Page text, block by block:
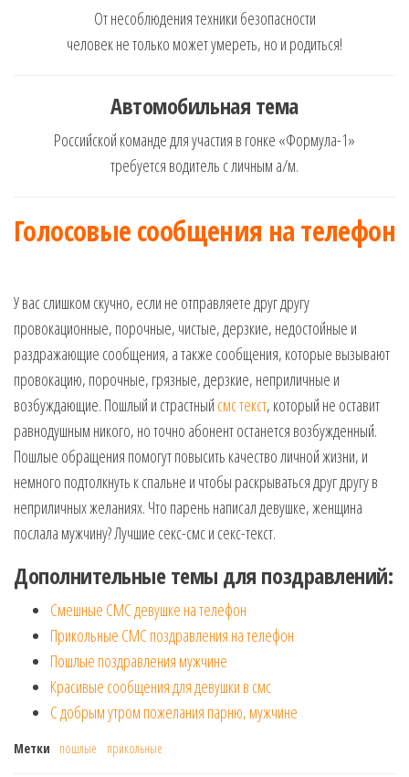
От несоблюдения техники безопасности
человек не только может умереть, но и родиться!
Автомобильная тема
Российской команде для участия в гонке «Формула-1»
требуется водитель с личным а/м.
Голосовые сообщения на телефон
У вас слишком скучно, если не отправляете друг другу
провокационные, порочные, чистые, дерзкие, недостойные и
раздражающие сообщения, а также сообщения, которые вызывают
провокацию, порочные, грязные, дерзкие, неприличные и
возбуждающие. Пошлый и страстный смс текст, который не оставит
равнодушным никого, но точно абонент останется возбужденный.
Пошлые обращения помогут повысить качество личной жизни, и
немного подтолкнуть к спальне и чтобы раскрываться друг другу в
неприличных желаниях. Что парень написал девушке, женщина
послала мужчину? Лучшие секс-смс и секс-текст.
Дополнительные темы для поздравлений:
Смешные СМС девушке на телефон
Прикольные СМС поздравления на телефон
Пошлые поздравления мужчине
Красивые сообщения для девушки в смс
С добрым утром пожелания парню, мужчине
Метки пошлые прикольные